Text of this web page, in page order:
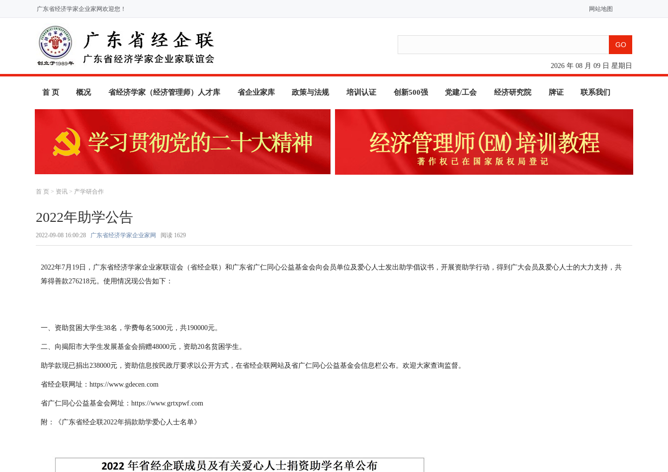
广东省经济学家企业家网欢迎您！ 网站地图
2026 年 08 月 09 日 星期日
首 页 概况 省经济学家（经济管理师）人才库 省企业家库 政策与法规 培训认证 创新500强 党建/工会 经济研究院 牌证 联系我们
首 页 > 资讯 > 产学研合作
2022年助学公告
2022-09-08 16:00:28 广东省经济学家企业家网 阅读 1629
2022年7月19日，广东省经济学家企业家联谊会（省经企联）和广东省广仁同心公益基金会向会员单位及爱心人士发出助学倡议书 ，开展资助学行动，得到广大会员及爱心人士的大力支持，共
筹得善款276218元。使用情况现公告如下：
一、资助贫困大学生38名，学费每名5000元，共190000元。
二、向揭阳市大学生发展基金会捐赠48000元，资助20名贫困学生。
助学款现已捐出238000元，资助信息按民政厅要求以公开方式，在省经企联网站及省广仁同心公益基金会信息栏公布。欢迎大家查询监督。
省经企联网址：https://www.gdecen.com
省广仁同心公益基金会网址：https://www.grtxpwf.com
附：《广东省经企联2022年捐款助学爱心人士名单》